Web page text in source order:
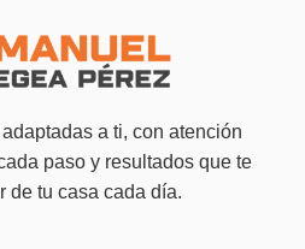
a ti, con atención
paso y resultados que te
de tu casa cada día.